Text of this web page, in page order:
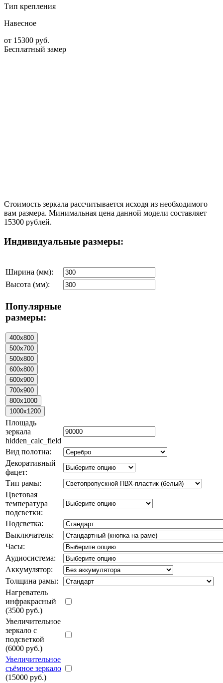
Тип крепления
Навесное
от 15300 руб.
Бесплатный замер
Стоимость зеркала рассчитывается исходя из необходимого
вам размера. Минимальная цена данной модели составляет
15300 рублей.
Индивидуальные размеры:
Ширина (мм):
Высота (мм):
Популярные
размеры:
Площадь
зеркала
hidden_calc_field
Вид полотна:
Декоративный
фацет:
Тип рамы:
Цветовая
температура
подсветки:
Подсветка:
Выключатель:
Часы:
Аудиосистема:
Аккумулятор:
Толщина рамы:
Нагреватель
инфракрасный
(3500 руб.)
Увеличительное
зеркало с
подсветкой
(6000 руб.)
Увеличительное
съёмное зеркало
(15000 руб.)